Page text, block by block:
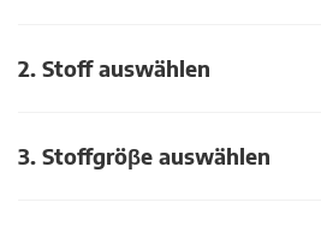
2. Stoff auswählen
3. Stoffgröβe auswählen